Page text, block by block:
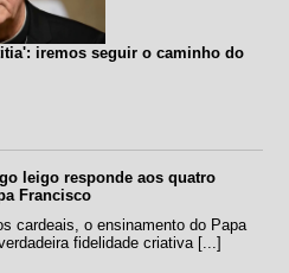
iremos seguir o caminho do
leigo responde aos quatro
Francisco
cardeais, o ensinamento do Papa
fidelidade criativa [...]